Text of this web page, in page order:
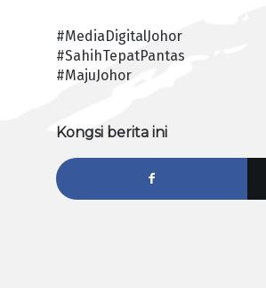
#MediaDigitalJohor
#SahihTepatPantas
#MajuJohor
Kongsi berita ini